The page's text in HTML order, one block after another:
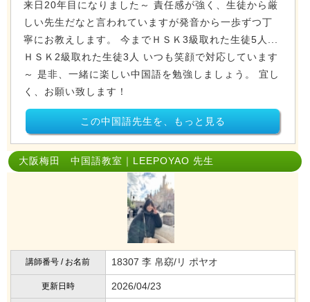
来日20年目になりました～ 責任感が強く、生徒から厳
しい先生だなと言われていますが発音から一歩ずつ丁
寧にお教えします。 今までＨＳＫ3級取れた生徒5人...
ＨＳＫ2級取れた生徒3人 いつも笑顔で対応しています
～ 是非、一緒に楽しい中国語を勉強しましょう。 宜し
く、お願い致します！
この中国語先生を、もっと見る
大阪梅田 中国語教室｜LEEPOYAO 先生
講師番号 / お名前 18307 李 帛窈/リ ポヤオ
更新日時 2026/04/23